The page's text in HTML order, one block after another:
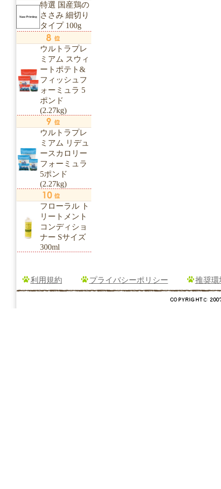
特選 国産鶏の
ささみ 細切り
タイプ 100g
ウルトラプレ
ミアム スウィ
ートポテト&
フィッシュフ
ォーミュラ 5
ポンド
(2.27kg)
ウルトラプレ
ミアム リデュ
ースカロリー
フォーミュラ
5ポンド
(2.27kg)
フローラル ト
リートメント
コンディショ
ナー Sサイズ
300ml
利用規約 プライバシーポリシー 推奨環